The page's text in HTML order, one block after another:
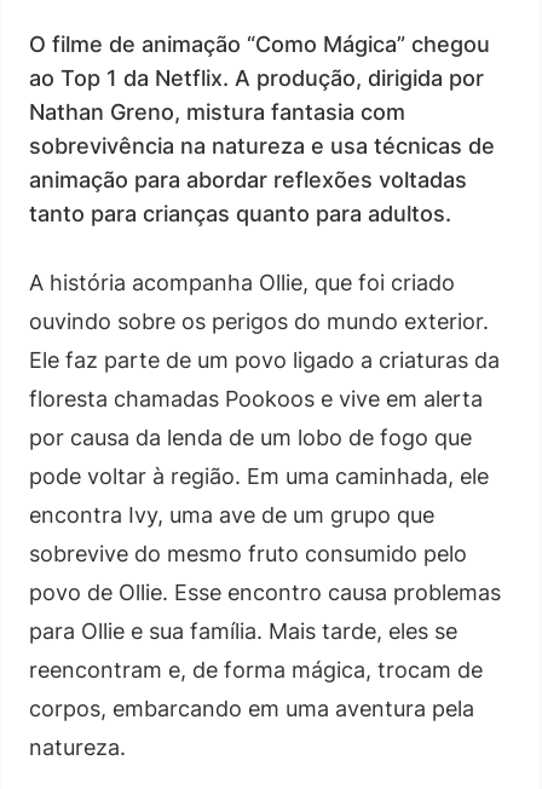
O filme de animação “Como Mágica” chegou
ao Top 1 da Netflix. A produção, dirigida por
Nathan Greno, mistura fantasia com
sobrevivência na natureza e usa técnicas de
animação para abordar reflexões voltadas
tanto para crianças quanto para adultos.
A história acompanha Ollie, que foi criado
ouvindo sobre os perigos do mundo exterior.
Ele faz parte de um povo ligado a criaturas da
floresta chamadas Pookoos e vive em alerta
por causa da lenda de um lobo de fogo que
pode voltar à região. Em uma caminhada, ele
encontra Ivy, uma ave de um grupo que
sobrevive do mesmo fruto consumido pelo
povo de Ollie. Esse encontro causa problemas
para Ollie e sua família. Mais tarde, eles se
reencontram e, de forma mágica, trocam de
corpos, embarcando em uma aventura pela
natureza.